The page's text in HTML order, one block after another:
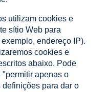
incl. 23% IMPOSTO, excl.
custos de envio
Preço líquido:8,36 €
adicionar ao
carrinho
utilizam cookies e
sítio Web para
endereço IP).
cookies e
abaixo. Pode
apenas o
para dar o